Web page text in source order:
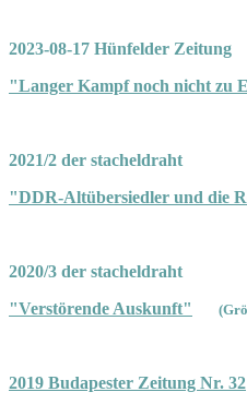
2023-08-17 Hünfelder Zeitung
"Langer Kampf noch nicht zu
2021/2 der stacheldraht
"DDR-Altübersiedler und die
2020/3 der stacheldraht
"Verstörende Auskunft"
2019 Budapester Zeitung Nr. 32